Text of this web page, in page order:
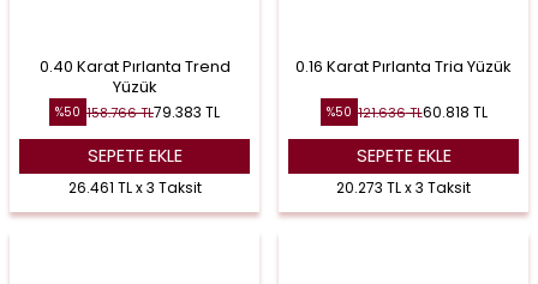
0.40 Karat Pırlanta Trend
Yüzük
%50 158.766TL79.383 TL
SEPETE EKLE
26.461 TL x 3 Taksit
0.16 Karat Pırlanta Tria Yüzük
%50 121.636TL60.818 TL
SEPETE EKLE
20.273 TL x 3 Taksit